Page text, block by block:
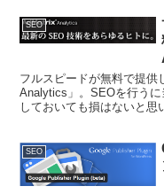
SEO
フルスピードが無料で提供
Analytics」。SEOを行う
しておいても損はないと思
SEO